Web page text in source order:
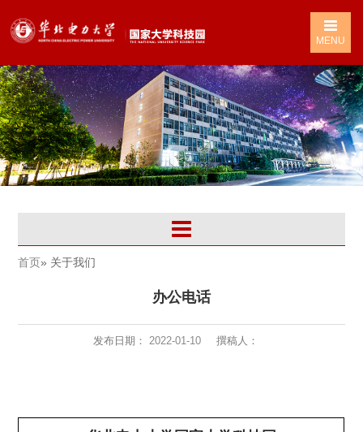
MENU
首页» 关于我们
办公电话
发布日期： 2022-01-10 撰稿人：